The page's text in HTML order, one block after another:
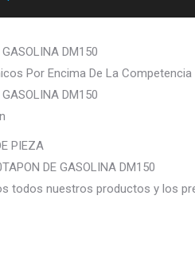
GASOLINA DM150
Por Encima De La Competencia
GASOLINA DM150
PIEZA
DE GASOLINA DM150
todos nuestros productos y los